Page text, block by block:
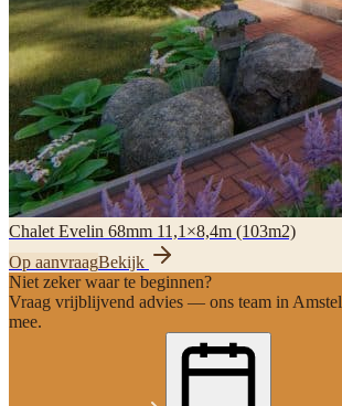
Chalet Evelin 68mm 11,1×8,4m (103m2)
Op aanvraagBekijk
Niet zeker waar te beginnen?
Vraag vrijblijvend advies — ons team in
mee.